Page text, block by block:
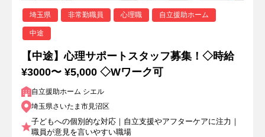
埼玉県 非常勤職員 心理職 自立援助ホーム
中途
【中途】心理サポートスタッフ募集！◇時給
¥3000〜 ¥5,000 ◇Wワーク可
自立援助ホーム シエル
埼玉県さいたま市見沼区
子どもへの個別的な対応｜自立支援やアフターケアに注力｜
職員が意見を言いやすい職場